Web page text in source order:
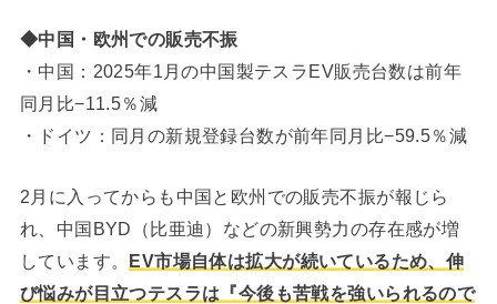
◆中国・欧州での販売不振
・中国：2025年1月の中国製テスラEV販売台数は前年
同月比−11.5％減
・ドイツ：同月の新規登録台数が前年同月比−59.5％減
2月に入ってからも中国と欧州での販売不振が報じら
れ、中国BYD（比亜迪）などの新興勢力の存在感が増
しています。 EV市場自体は拡大が続いているため、伸
び悩みが目立つテスラは『今後も苦戦を強いられるので